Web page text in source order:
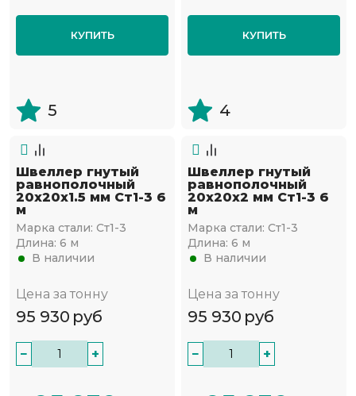
КУПИТЬ
5
КУПИТЬ
4
Швеллер гнутый
равнополочный
20х20х1.5 мм Ст1-3 6
м
Марка стали: Ст1-3
Длина: 6 м
В наличии
Цена за тонну
95 930 руб
− +
Швеллер гнутый
равнополочный
20х20х2 мм Ст1-3 6
м
Марка стали: Ст1-3
Длина: 6 м
В наличии
Цена за тонну
95 930 руб
− +